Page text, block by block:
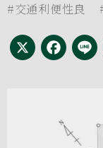
#交通利便性良
X